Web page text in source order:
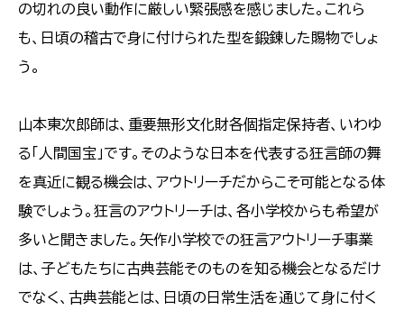
の切れの良い動作に厳しい緊張感を感じました。これら
も、日頃の稽古で身に付けられた型を鍛錬した賜物でしょ
う。
山本東次郎師は、重要無形文化財各個指定保持者、いわゆ
る「人間国宝」です。そのような日本を代表する狂言師の舞
を真近に観る機会は、アウトリーチだからこそ可能となる体
験でしょう。狂言のアウトリーチは、各小学校からも希望が
多いと聞きました。矢作小学校での狂言アウトリーチ事業
は、子どもたちに古典芸能そのものを知る機会となるだけ
でなく、古典芸能とは、日頃の日常生活を通じて身に付く